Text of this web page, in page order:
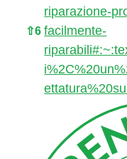
⇧6
riparazione-
facilmente-